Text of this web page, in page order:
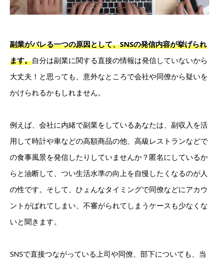
副業がバレる一つの原因として、SNSの発信内容が挙げられ
ます。自分は副業に関する直接の情報は発信していないから
大丈夫！と思っても、意外なところで会社や同僚から疑いを
かけられるかもしれません。
例えば、会社に内緒で副業をしているあなたは、副収入を活
用して時計や車などの高額商品の他、高級レストランなどで
の食事風景を発信したりしていませんか？匿名にしているか
らと油断して、つい生活水準の向上を自慢したくなるのが人
の性です。そして、ひょんなタイミングで同僚などにアカウ
ントがばれてしまい、不審がられてしまうケースも少なくな
いと聞きます。
SNSで直接つながっている上司や同僚、部下についても、当